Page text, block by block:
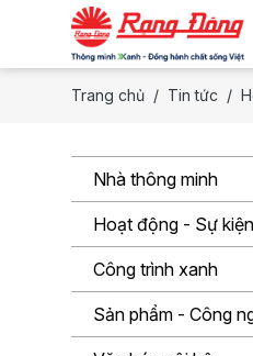
Trang chủ Tin tức
Nhà thông minh
Hoạt động - Sự kiện
Công trình xanh
Sản phẩm - Công